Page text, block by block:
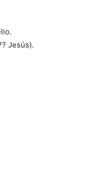
Jesús).